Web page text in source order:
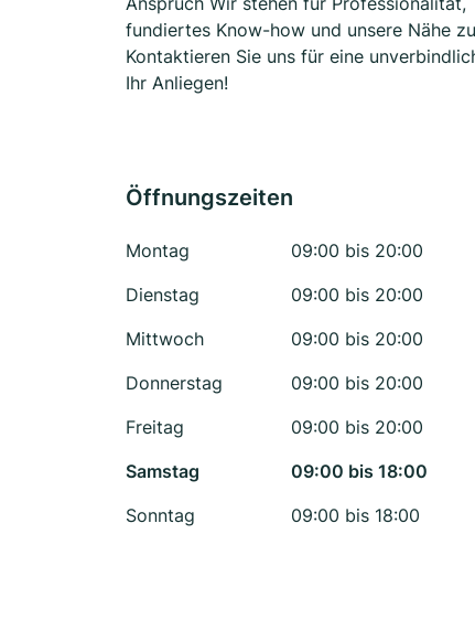
fundiertes Know-how und unsere Nähe
Kontaktieren Sie uns für eine
Ihr Anliegen!
Öffnungszeiten
Montag
09:00 bis 20:00
Dienstag
09:00 bis 20:00
Mittwoch
09:00 bis 20:00
Donnerstag
09:00 bis 20:00
Freitag
09:00 bis 20:00
Samstag
09:00 bis 18:00
Sonntag
09:00 bis 18:00